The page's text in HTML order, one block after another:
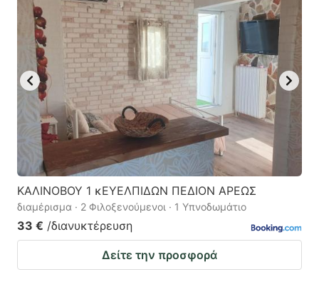
ΚΑΛΙΝΟΒΟΥ 1 κΕΥΕΛΠΙΔΩΝ ΠΕΔΙΟΝ ΑΡΕΩΣ
διαμέρισμα · 2 Φιλοξενούμενοι · 1 Υπνοδωμάτιο
33 € /διανυκτέρευση
Δείτε την προσφορά